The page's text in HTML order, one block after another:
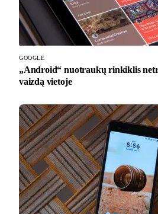
GOOGLE
„Android“ nuotraukų rinkiklis
vaizdą vietoje